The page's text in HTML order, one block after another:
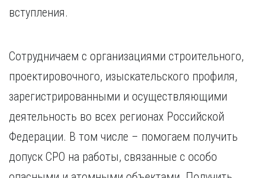
вступления.
Сотрудничаем с организациями строительного,
проектировочного, изыскательского профиля,
зарегистрированными и осуществляющими
деятельность во всех регионах Российской
Федерации. В том числе – помогаем получить
допуск СРО на работы, связанные с особо